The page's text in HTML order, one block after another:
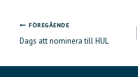
Inläggsnavigering
FÖREGÅENDE
Dags att nominera till HUL